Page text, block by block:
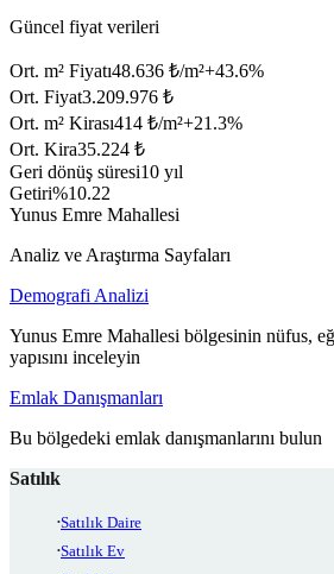
Güncel fiyat verileri
Ort. m² Fiyatı48.636 ₺/m²+43.6%
Ort. Fiyat3.209.976 ₺
Ort. m² Kirası414 ₺/m²+21.3%
Ort. Kira35.224 ₺
Geri dönüş süresi10 yıl
Getiri%10.22
Yunus Emre Mahallesi
Analiz ve Araştırma Sayfaları
Demografi Analizi
Yunus Emre Mahallesi bölgesinin nüfus,
yapısını inceleyin
Emlak Danışmanları
Bu bölgedeki emlak danışmanlarını bulun
Satılık
Satılık Daire
Satılık Ev